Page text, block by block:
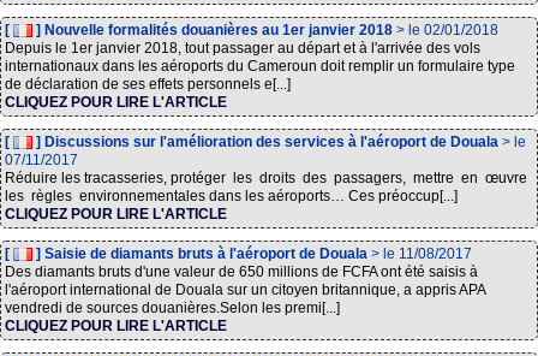
[ ] Nouvelle formalités douanières au 1er janvier 2018 > le 02/01/2018
Depuis le 1er janvier 2018, tout passager au départ et à l'arrivée des vols
internationaux dans les aéroports du Cameroun doit remplir un formulaire type
de déclaration de ses effets personnels e[...]
CLIQUEZ POUR LIRE L'ARTICLE
[ ] Discussions sur l'amélioration des services à l'aéroport de Douala > le
07/11/2017
Réduire les tracasseries, protéger les droits des passagers, mettre en œuvre
les règles environnementales dans les aéroports… Ces préoccup[...]
CLIQUEZ POUR LIRE L'ARTICLE
[ ] Saisie de diamants bruts à l'aéroport de Douala > le 11/08/2017
Des diamants bruts d'une valeur de 650 millions de FCFA ont été saisis à
l'aéroport international de Douala sur un citoyen britannique, a appris APA
vendredi de sources douanières.Selon les premi[...]
CLIQUEZ POUR LIRE L'ARTICLE